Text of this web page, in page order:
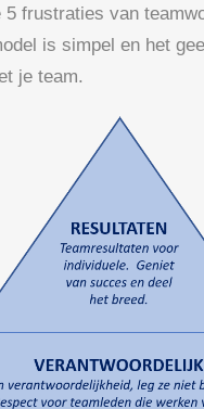
5 frustraties van
is simpel en het
je team.